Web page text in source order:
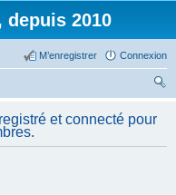
depuis 2010
Connexion
M’enregistrer
her
ch
et connecté pour